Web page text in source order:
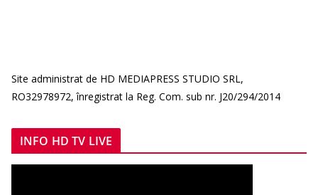
Site administrat de HD MEDIAPRESS STUDIO SRL,
RO32978972, înregistrat la Reg. Com. sub nr. J20/294/2014
INFO HD TV LIVE